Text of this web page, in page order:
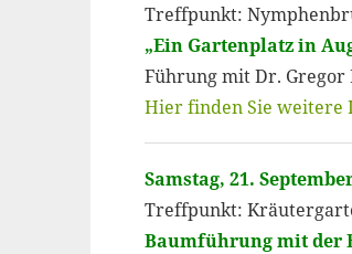
Treffpunkt:
„Ein Gartenplatz in
Führung mit Dr. Gregor
Hier finden Sie weitere
Samstag, 21.
Treffpunkt:
Baumführung mit der